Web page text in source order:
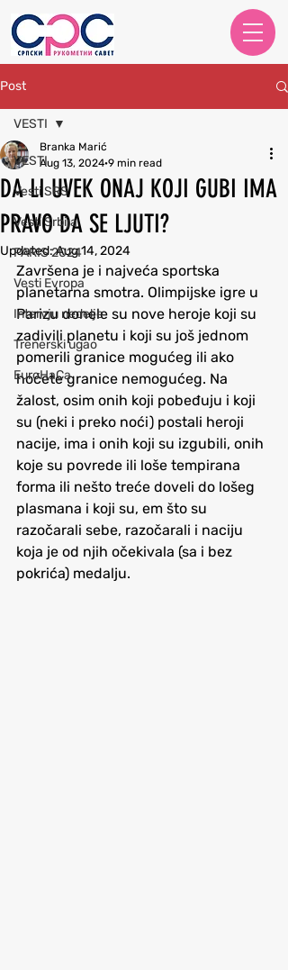
Post
VESTI
Vesti SRS
Vesti Srbija
PARIS 2024
Vesti Evropa
Intervju nedelje
Trenerski ugao
EuroHaCa
VESTI
DA LI UVEK ONAJ KOJI GUBI IMA
PRAVO DA SE LJUTI?
Branka Marić
Aug 13, 2024 9 min read
Updated:Aug 14, 2024
Završena je i najveća sportska
planetarna smotra. Olimpijske igre u
Parizu donele su nove heroje koji su
zadivili planetu i koji su još jednom
pomerili granice mogućeg ili ako
hoćete granice nemogućeg. Na
žalost, osim onih koji pobeđuju i koji
su (neki i preko noći) postali heroji
nacije, ima i onih koji su izgubili, onih
koje su povrede ili loše tempirana
forma ili nešto treće doveli do lošeg
plasmana i koji su, em što su
razočarali sebe, razočarali i naciju
koja je od njih očekivala (sa i bez
pokrića) medalju.